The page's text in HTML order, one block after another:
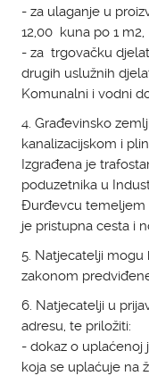
- za ulaganje u
12,00 kuna po 1 m2,
- za trgovačku
drugih uslužnih
Komunalni i vodni
4. Građevinsko
kanalizacijskom i
Izgrađena je
poduzetnika u
Đurđevcu temeljem
je pristupna cesta i
5. Natjecatelji mogu
zakonom
6. Natjecatelji u
adresu, te priložiti:
- dokaz o uplaćenoj
koja se uplaćuje na